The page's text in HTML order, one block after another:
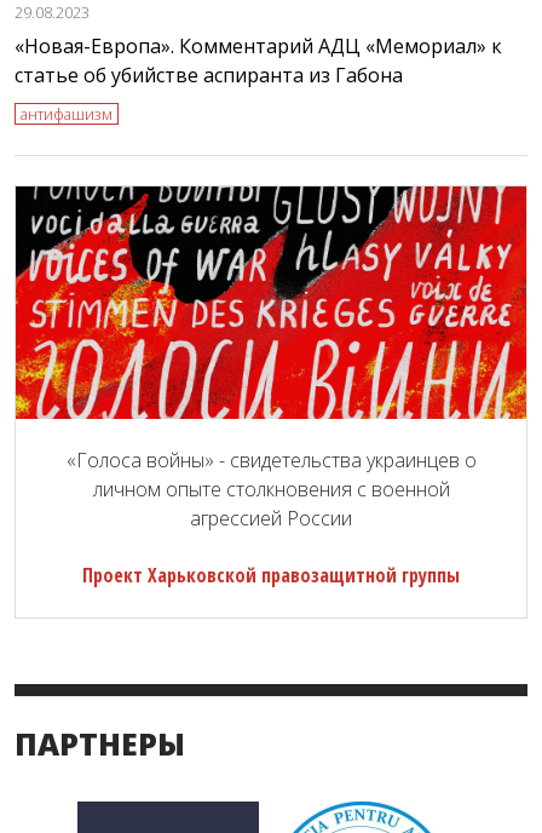
29.08.2023
«Новая-Европа». Комментарий АДЦ «Мемориал» к
статье об убийстве аспиранта из Габона
антифашизм
«Голоса войны» - свидетельства украинцев о
личном опыте столкновения с военной
агрессией России
Проект Харьковской правозащитной группы
ПАРТНЕРЫ